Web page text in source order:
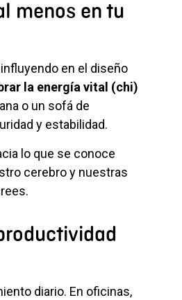
menos en tu
en el diseño
la energía vital (chi)
o un sofá de
y estabilidad.
lo que se conoce
cerebro y nuestras
diario. En oficinas,